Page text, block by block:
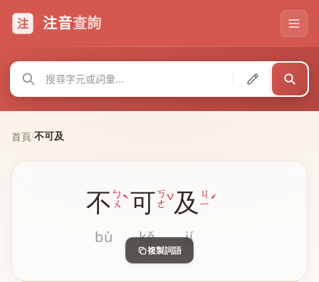
注 注音查詢
首頁/不可及
不 ㄅ
ㄨˋ
bù
可ㄎ
ㄜˇ
kě
及 ㄐ
ㄧˊ
jí
複製詞語